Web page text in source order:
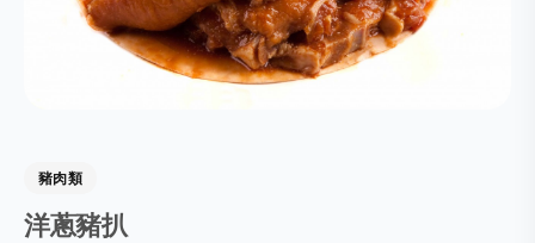
豬肉類
洋蔥豬扒